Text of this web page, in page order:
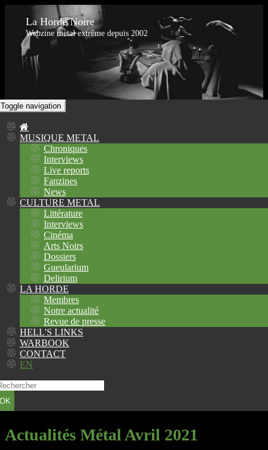
La Horde Noire
Webzine metal extrême depuis 2002
Toggle navigation
MUSIQUE METAL
Chroniques
Interviews
Live reports
Fanzines
News
CULTURE METAL
Littérature
Interviews
Cinéma
Arts Noirs
Dossiers
Gueularium
Delirium
LA HORDE
Membres
Notre actualité
Revue de presse
HELL'S LINKS
WARBOOK
CONTACT
EN
OK
Actualités Métal Avril 2021